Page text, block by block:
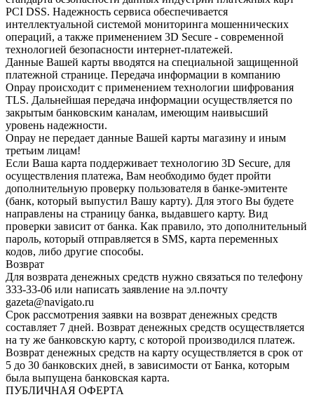
PCI DSS. Надежность сервиса обеспечивается
интеллектуальной системой мониторинга мошеннических
операций, а также применением 3D Secure - современной
технологией безопасности интернет-платежей.
Данные Вашей карты вводятся на специальной защищенной
платежной странице. Передача информации в компанию
Onpay происходит с применением технологии шифрования
TLS. Дальнейшая передача информации осуществляется по
закрытым банковским каналам, имеющим наивысший
уровень надежности.
Onpay не передает данные Вашей карты магазину и иным
третьим лицам!
Если Ваша карта поддерживает технологию 3D Secure, для
осуществления платежа, Вам необходимо будет пройти
дополнительную проверку пользователя в банке-эмитенте
(банк, который выпустил Вашу карту). Для этого Вы будете
направлены на страницу банка, выдавшего карту. Вид
проверки зависит от банка. Как правило, это дополнительный
пароль, который отправляется в SMS, карта переменных
кодов, либо другие способы.
Возврат
Для возврата денежных средств нужно связаться по телефону
333-33-06 или написать заявление на эл.почту
gazeta@navigato.ru
Срок рассмотрения заявки на возврат денежных средств
составляет 7 дней. Возврат денежных средств осуществляется
на ту же банковскую карту, с которой производился платеж.
Возврат денежных средств на карту осуществляется в срок от
5 до 30 банковских дней, в зависимости от Банка, которым
была выпущена банковская карта.
ПУБЛИЧНАЯ ОФЕРТА